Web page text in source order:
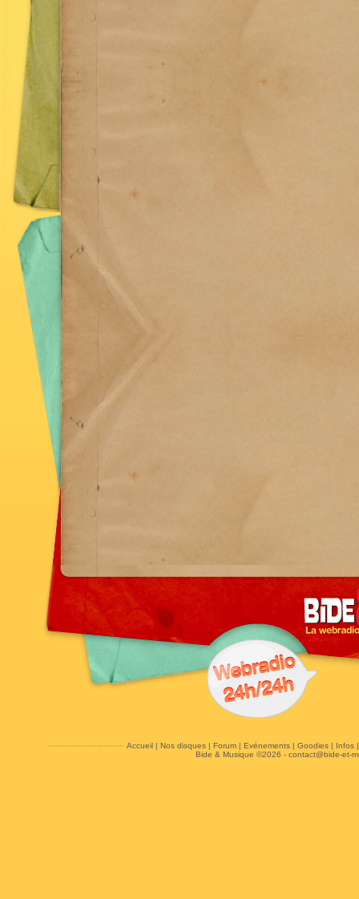
Accueil| Nos disques| Forum| Evénements| Goodies| Infos
Bide & Musique ©2026 - contact@bide-et-